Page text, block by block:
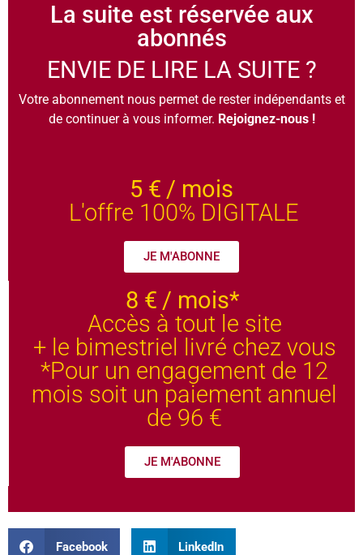
La suite est réservée aux
abonnés
ENVIE DE LIRE LA SUITE ?
Votre abonnement nous permet de rester indépendants et
de continuer à vous informer. Rejoignez-nous !
5 € / mois
L'offre 100% DIGITALE
JE M'ABONNE
8 € / mois*
Accès à tout le site
+ le bimestriel livré chez vous
*Pour un engagement de 12
mois soit un paiement annuel
de 96 €
JE M'ABONNE
Facebook LinkedIn